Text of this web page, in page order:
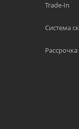
Trade-In
Система
Рассрочка